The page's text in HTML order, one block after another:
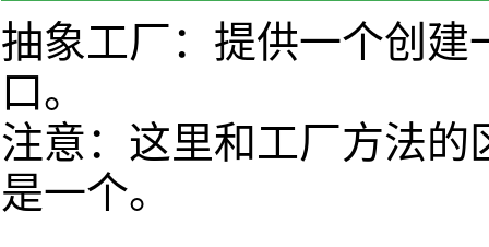
抽象工厂：提供一个创
口。
注意：这里和工厂方法
是一个。